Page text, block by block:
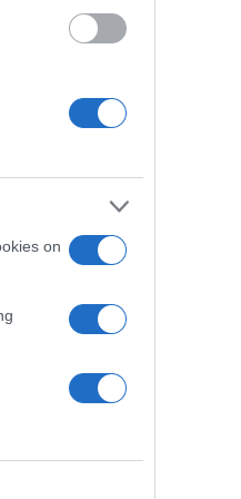
on
Οι πρώτες
που θα επιχειρεί
τα μαχαίρια στην
Γρατσία και
χρημάτων: Πότε
φόρος – Τι ισχυεί
κι όμως αληθινό -
αγγειοχειρουργού
το μηχανάκι του